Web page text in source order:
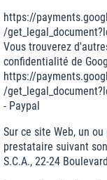
https://
/get_legal_document
Vous trouverez
confidentialité de
https://
/get_legal_document
- Paypal
Sur ce site Web, un
prestataire suivant
S.C.A., 22-24